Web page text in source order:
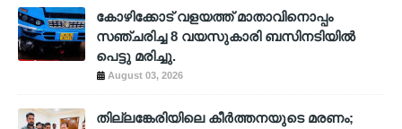
കോഴിക്കോട് വളയത്ത് മാതാവിനൊപ്പം
സഞ്ചരിച്ച 8 വയസുകാരി ബസിനടിയിൽ
പെട്ടു മരിച്ചു.
August 03, 2026
തില്ലങ്കേരിയിലെ കീർത്തനയുടെ മരണം;